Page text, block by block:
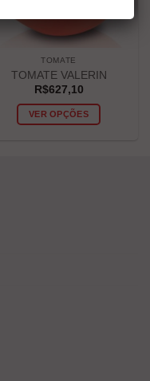
TOMATE
TOMATE VALERIN
R$627,10
VER OPÇÕES